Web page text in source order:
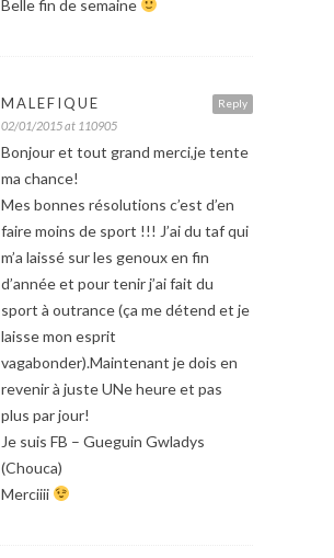
Belle fin de semaine
Reply
MALEFIQUE
02/01/2015 at 110905
Bonjour et tout grand merci,je tente
ma chance!
Mes bonnes résolutions c’est d’en
faire moins de sport !!! J’ai du taf qui
m’a laissé sur les genoux en fin
d’année et pour tenir j’ai fait du
sport à outrance (ça me détend et je
laisse mon esprit
vagabonder).Maintenant je dois en
revenir à juste UNe heure et pas
plus par jour!
Je suis FB – Gueguin Gwladys
(Chouca)
Merciiii